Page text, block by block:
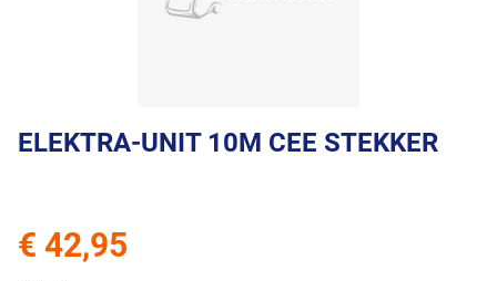
ELEKTRA-UNIT 10M CEE STEKKER
€ 42,95